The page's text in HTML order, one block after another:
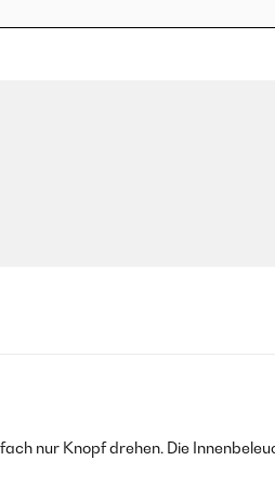
nur Knopf drehen. Die